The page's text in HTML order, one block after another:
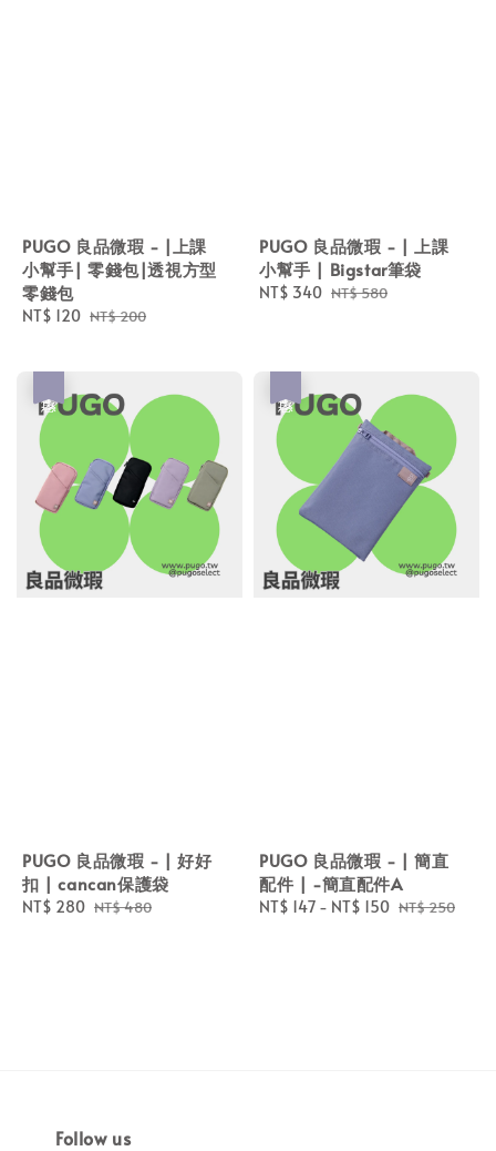
PUGO 良品微瑕 - |上課
小幫手| 零錢包|透視方型
零錢包
Sale
NT$ 120 Regular
NT$ 200
PUGO 良品微瑕 - | 上課
小幫手 | Bigstar筆袋
Sale
NT$ 340 Regular
NT$ 580
PUGO 良品微瑕 - | 好好
扣 | cancan保護袋
Sale
NT$ 280 Regular
NT$ 480
PUGO 良品微瑕 - | 簡直
配件 | -簡直配件A
Sale
NT$ 147 - NT$ 150 Regular
NT$ 250
Follow us